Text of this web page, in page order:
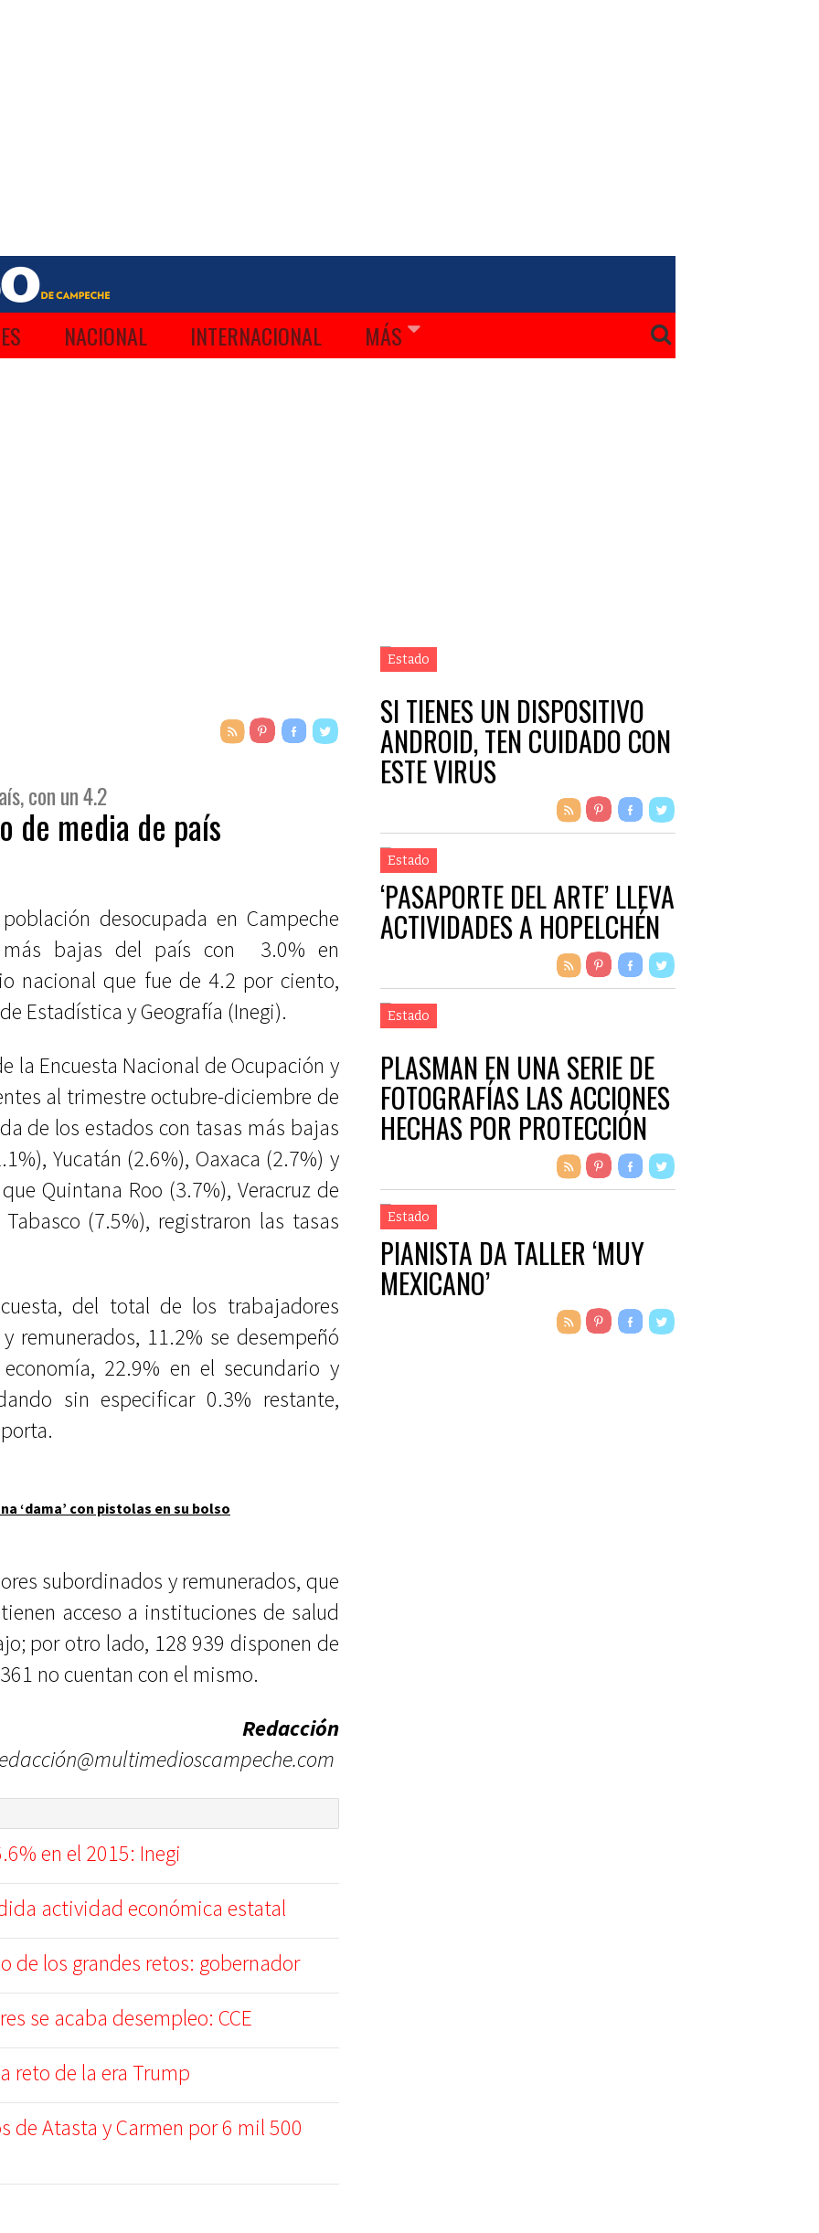
NACIONAL INTERNACIONAL MÁS
con un 4.2
de media de país
desocupada en Campeche
bajas del país con 3.0% en
nacional que fue de 4.2 por ciento,
Estadística y Geografía (Inegi).
la Encuesta Nacional de Ocupación y
al trimestre octubre-diciembre de
de los estados con tasas más bajas
Yucatán (2.6%), Oaxaca (2.7%) y
Quintana Roo (3.7%), Veracruz de
(7.5%), registraron las tasas
del total de los trabajadores
remunerados, 11.2% se desempeñó
22.9% en el secundario y
sin especificar 0.3% restante,
‘dama’ con pistolas en su bolso
subordinados y remunerados, que
acceso a instituciones de salud
por otro lado, 128 939 disponen de
no cuentan con el mismo.
Redacción
en el 2015: Inegi
actividad económica estatal
de los grandes retos: gobernador
se acaba desempleo: CCE
reto de la era Trump
de Atasta y Carmen por 6 mil 500
Estado
SI TIENES UN DISPOSITIVO
ANDROID, TEN CUIDADO CON
ESTE VIRUS
Estado
‘PASAPORTE DEL ARTE’ LLEVA
ACTIVIDADES A HOPELCHÉN
Estado
PLASMAN EN UNA SERIE DE
FOTOGRAFÍAS LAS ACCIONES
HECHAS POR PROTECCIÓN
Estado
PIANISTA DA TALLER ‘MUY
MEXICANO’